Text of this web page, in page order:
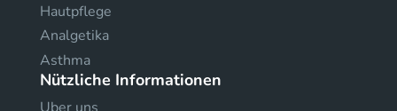
Hautpflege
Analgetika
Asthma
Nützliche Informationen
Uber uns